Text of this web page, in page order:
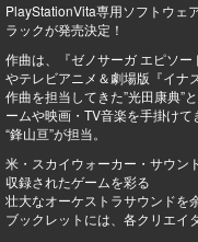
PlayStationVita専用ソフトウェ
ラックが発売決定！
作曲は、『ゼノサーガ エピソ
やテレビアニメ＆劇場版『イナ
作曲を担当してきた”光田康典”
ームや映画・TV音楽を手掛けて
“鋒山亘”が担当。
米・スカイウォーカー・サウン
収録されたゲームを彩る
壮大なオーケストラサウンドを
ブックレットには、各クリエイ